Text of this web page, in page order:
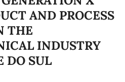
AND PROCESS
THE
INDUSTRY
DO SUL